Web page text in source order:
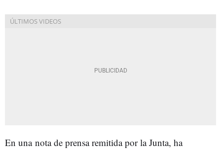
En una nota de prensa remitida por la Junta, ha